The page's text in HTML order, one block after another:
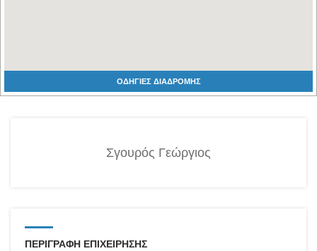
ΟΔΗΓΙΕΣ ΔΙΑΔΡΟΜΗΣ
Σγουρός Γεώργιος
ΠΕΡΙΓΡΑΦΗ ΕΠΙΧΕΙΡΗΣΗΣ